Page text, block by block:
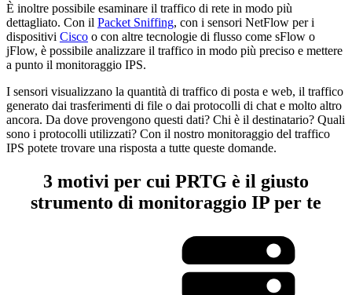
È inoltre possibile esaminare il traffico di rete in modo più
dettagliato. Con il Packet Sniffing, con i sensori NetFlow per i
dispositivi Cisco o con altre tecnologie di flusso come sFlow o
jFlow, è possibile analizzare il traffico in modo più preciso e mettere
a punto il monitoraggio IPS.
I sensori visualizzano la quantità di traffico di posta e web, il traffico
generato dai trasferimenti di file o dai protocolli di chat e molto altro
ancora. Da dove provengono questi dati? Chi è il destinatario? Quali
sono i protocolli utilizzati? Con il nostro monitoraggio del traffico
IPS potete trovare una risposta a tutte queste domande.
3 motivi per cui PRTG è il giusto
strumento di monitoraggio IP per te